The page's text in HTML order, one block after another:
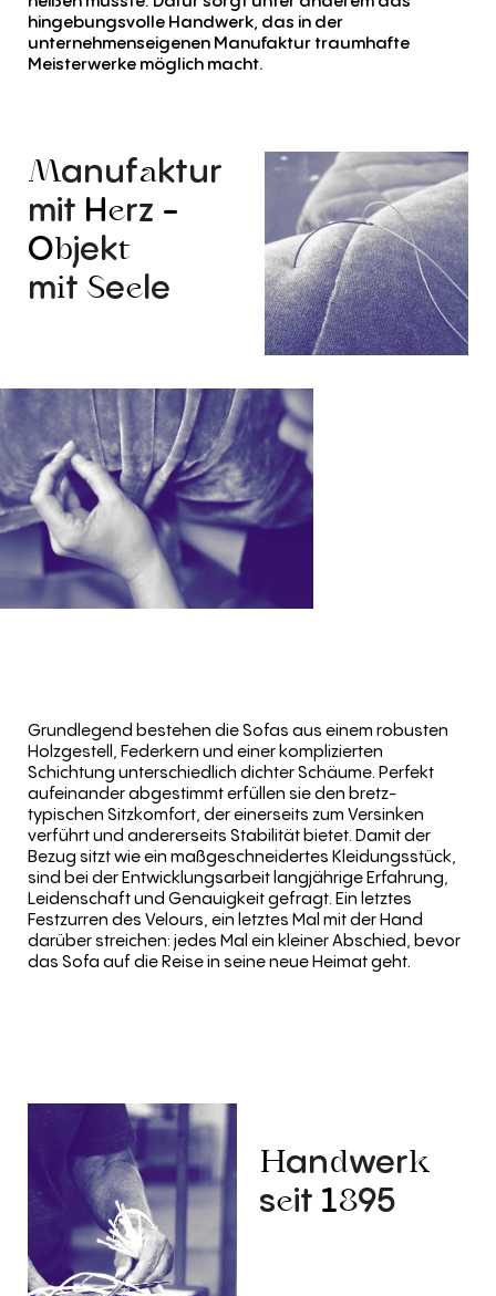
hingebungsvolle Handwerk, das in der
unternehmenseigenen Manufaktur traumhafte
Meisterwerke möglich macht.
Manufaktur
mit Herz -
Objekt
mit Seele
Grundlegend bestehen die Sofas aus einem robusten
Holzgestell, Federkern und einer komplizierten
Schichtung unterschiedlich dichter Schäume. Perfekt
aufeinander abgestimmt erfüllen sie den bretz-
typischen Sitzkomfort, der einerseits zum Versinken
verführt und andererseits Stabilität bietet. Damit der
Bezug sitzt wie ein maßgeschneidertes Kleidungsstück,
sind bei der Entwicklungsarbeit langjährige Erfahrung,
Leidenschaft und Genauigkeit gefragt. Ein letztes
Festzurren des Velours, ein letztes Mal mit der Hand
darüber streichen: jedes Mal ein kleiner Abschied, bevor
das Sofa auf die Reise in seine neue Heimat geht.
Handwerk
seit 1895